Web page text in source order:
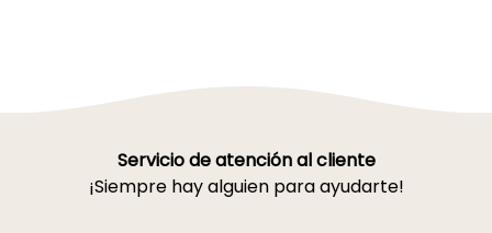
Servicio de atención al cliente
¡Siempre hay alguien para ayudarte!